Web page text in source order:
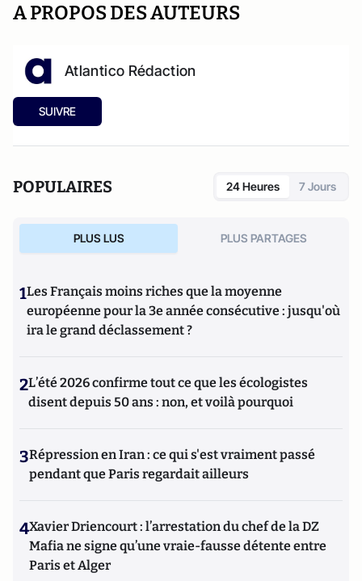
A PROPOS DES AUTEURS
Atlantico Rédaction
SUIVRE
POPULAIRES 24 Heures 7 Jours
PLUS LUS PLUS PARTAGES
1Les Français moins riches que la moyenne
européenne pour la 3e année consécutive : jusqu'où
ira le grand déclassement ?
2L’été 2026 confirme tout ce que les écologistes
disent depuis 50 ans : non, et voilà pourquoi
3Répression en Iran : ce qui s'est vraiment passé
pendant que Paris regardait ailleurs
4Xavier Driencourt : l’arrestation du chef de la DZ
Mafia ne signe qu’une vraie-fausse détente entre
Paris et Alger